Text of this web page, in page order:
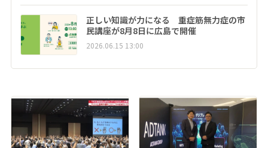
正しい知識が力になる 重症筋無力症の市
民講座が8月8日に広島で開催
2026.06.15 13:00